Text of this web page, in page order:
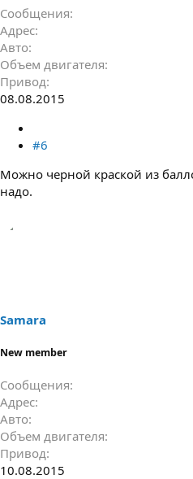
Сообщения
Адрес
Авто
Объем двигателя
Привод
08.08.2015
#6
Можно черной краской из
надо.
Samara
New member
Сообщения
Адрес
Авто
Объем двигателя
Привод
10.08.2015